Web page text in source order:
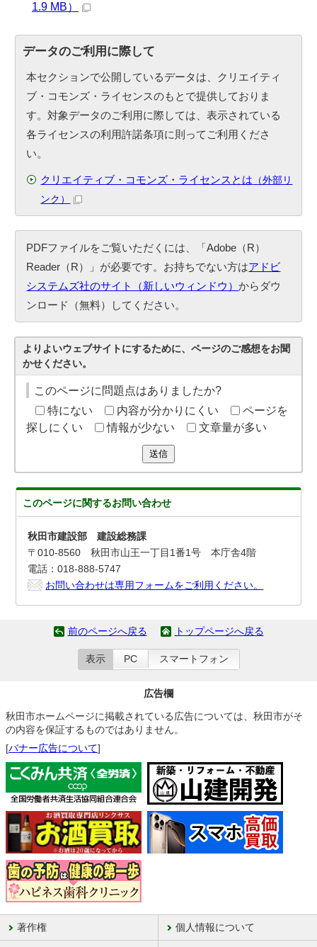
1.9 MB）
データのご利用に際して
本セクションで公開しているデータは、クリエイティ
ブ・コモンズ・ライセンスのもとで提供しておりま
す。対象データのご利用に際しては、表示されている
各ライセンスの利用許諾条項に則ってご利用くださ
い。
クリエイティブ・コモンズ・ライセンスとは （外部リ
ンク）
PDFファイルをご覧いただくには、「Adobe（R）
Reader（R）」が必要です。お持ちでない方はアドビ
システムズ社のサイト（新しいウィンドウ）からダウ
ンロード（無料）してください。
よりよいウェブサイトにするために、ページのご感想をお聞
かせください。
このページに問題点はありましたか?
特にない
内容が分かりにくい
ページを
探しにくい
情報が少ない 文章量が多い
送信
このページに関するお問い合わせ
秋田市建設部 建設総務課
〒010-8560 秋田市山王一丁目1番1号 本庁舎4階
電話：018-888-5747
お問い合わせは専用フォームをご利用ください。
前のページへ戻る トップページへ戻る
表示 PC スマートフォン
広告欄
秋田市ホームページに掲載されている広告については、秋田市がそ
の内容を保証するものではありません。
[バナー広告について]
著作権 個人情報について